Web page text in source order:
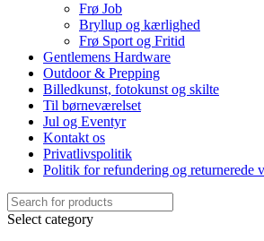
Frø Job
Bryllup og kærlighed
Frø Sport og Fritid
Gentlemens Hardware
Outdoor & Prepping
Billedkunst, fotokunst og skilte
Til børneværelset
Jul og Eventyr
Kontakt os
Privatlivspolitik
Politik for refundering og returnerede
Select category